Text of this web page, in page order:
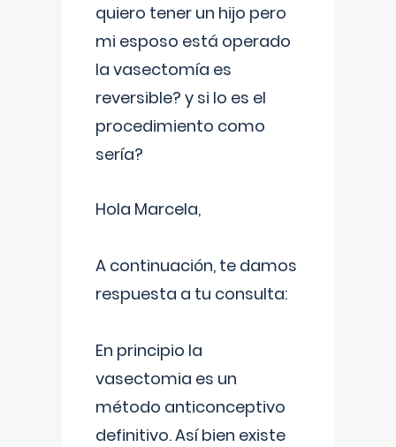
quiero tener un hijo pero
mi esposo está operado
la vasectomía es
reversible? y si lo es el
procedimiento como
sería?
Hola Marcela,
A continuación, te damos
respuesta a tu consulta:
En principio la
vasectomia es un
método anticonceptivo
definitivo. Así bien existe